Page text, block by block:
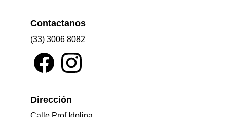
Dirección
Contactanos
(33) 3006 8082